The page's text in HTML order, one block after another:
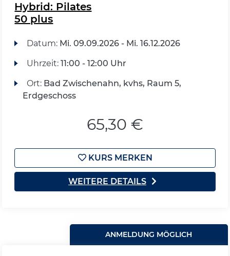
Hybrid: Pilates
50 plus
Datum: Mi. 09.09.2026 - Mi. 16.12.2026
Uhrzeit: 11:00 - 12:00 Uhr
Ort: Bad Zwischenahn, kvhs, Raum 5,
Erdgeschoss
65,30 €
KURS MERKEN
WEITERE DETAILS
ANMELDUNG MÖGLICH